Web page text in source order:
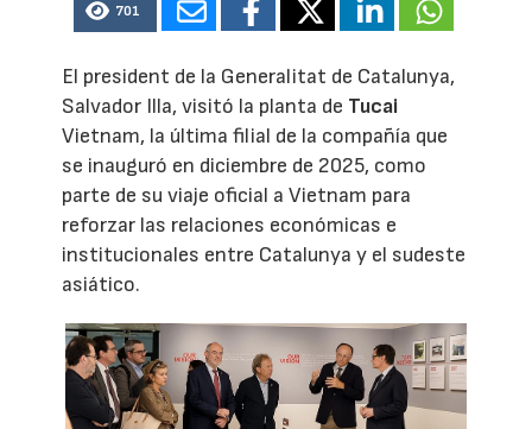
701
El president de la Generalitat de Catalunya,
Salvador Illa, visitó la planta de Tucai
Vietnam, la última filial de la compañía que
se inauguró en diciembre de 2025, como
parte de su viaje oficial a Vietnam para
reforzar las relaciones económicas e
institucionales entre Catalunya y el sudeste
asiático.